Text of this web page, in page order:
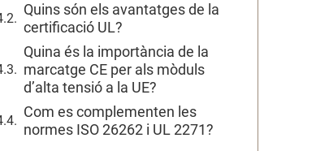
Quins són els avantatges de la
certificació UL?
Quina és la importància de la
marcatge CE per als mòduls
d’alta tensió a la UE?
Com es complementen les
normes ISO 26262 i UL 2271?